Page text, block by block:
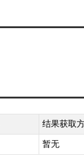
结果获取
暂无